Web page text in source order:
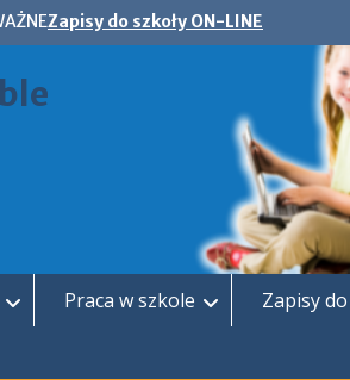
Zapisy do szkoły ON-LINE
Praca w szkole Zapisy